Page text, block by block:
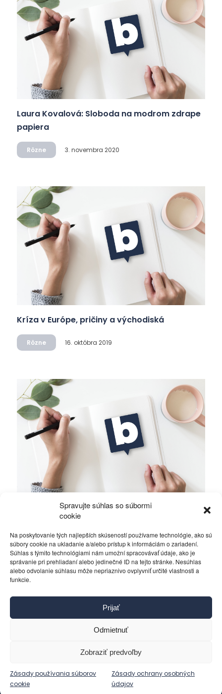
Spravujte súhlas so súbormi
cookie
Na poskytovanie tých najlepších skúseností používame technológie, ako sú
súbory cookie na ukladanie a/alebo prístup k informáciám o zariadení.
Súhlas s týmito technológiami nám umožní spracovávať údaje, ako je
správanie pri prehliadaní alebo jedinečné ID na tejto stránke. Nesúhlas
alebo odvolanie súhlasu môže nepriaznivo ovplyvniť určité vlastnosti a
funkcie.
Prijať
Odmietnuť
Zobraziť predvoľby
Zásady používania súborov
cookie
Zásady ochrany osobných
údajov
Laura Kovalová: Sloboda na modrom zdrape
papiera
Rôzne 3. novembra 2020
Kríza v Európe, pričiny a východiská
Rôzne 16. októbra 2019
Alawiti v Sýrii bojujú o holé prežitie
Rôzne 16. októbra 2019
Kontakt
Pravidlá používania
Reklama
Cookies
Ochrana osobných údajov